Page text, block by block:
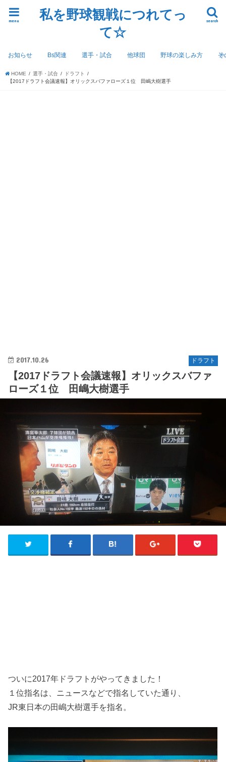
私を野球観戦につれてっ
て☆
search
menu
お知らせ Bs関連 選手・試合 他球団 野球の楽しみ方 そ
HOME 選手・試合
ドラフト
【2017ドラフト会議速報】オリックスバファローズ１位 田嶋大樹選手
ドラフト
2017.10.26
【2017ドラフト会議速報】オリックスバファ
ローズ１位 田嶋大樹選手
ついに2017年ドラフトがやってきました！
１位指名は、ニュースなどで指名していた通り、
JR東日本の田嶋大樹選手を指名。